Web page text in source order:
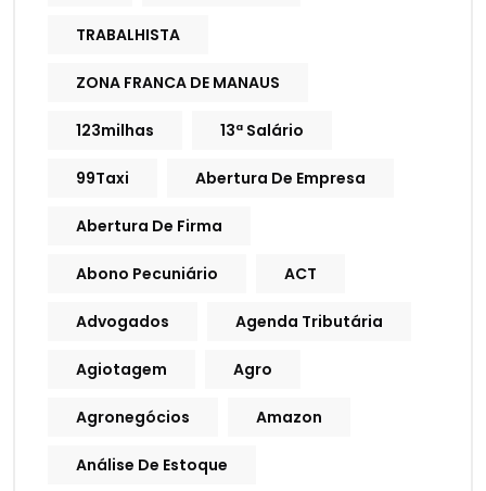
TRABALHISTA
ZONA FRANCA DE MANAUS
123milhas 13ª Salário
99Taxi Abertura De Empresa
Abertura De Firma
Abono Pecuniário ACT
Advogados Agenda Tributária
Agiotagem Agro
Agronegócios Amazon
Análise De Estoque